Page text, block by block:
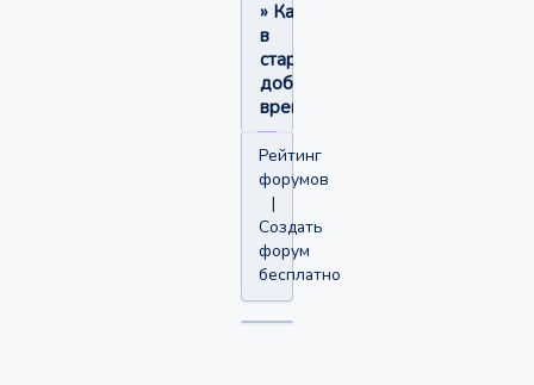
» Как
в
старые
добрые
времена.
Рейтинг
форумов
|
Создать
форум
бесплатно